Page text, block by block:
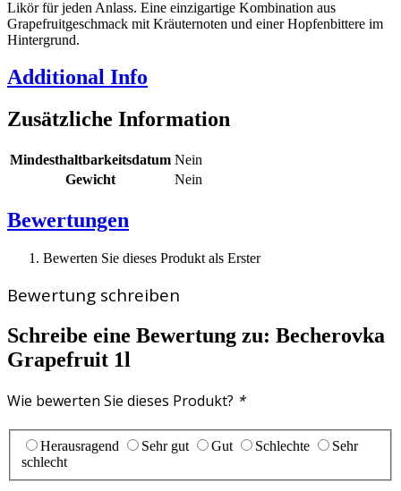
Likör für jeden Anlass. Eine einzigartige Kombination aus
Grapefruitgeschmack mit Kräuternoten und einer Hopfenbittere im
Hintergrund.
Additional Info
Zusätzliche Information
Mindesthaltbarkeitsdatum Nein
Gewicht
Nein
Bewertungen
Bewerten Sie dieses Produkt als Erster
Bewertung schreiben
Schreibe eine Bewertung zu: Becherovka
Grapefruit 1l
Wie bewerten Sie dieses Produkt? *
Herausragend Sehr gut Gut Schlechte
Sehr
schlecht